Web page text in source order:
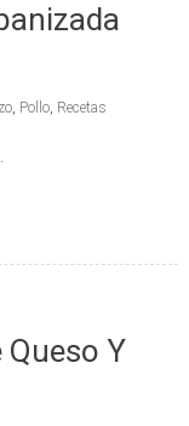
, Pollo, Recetas
Y